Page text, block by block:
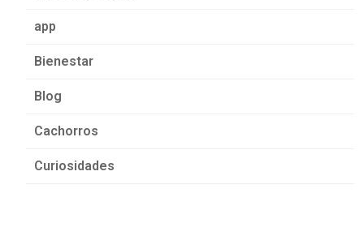
app
Bienestar
Blog
Cachorros
Curiosidades